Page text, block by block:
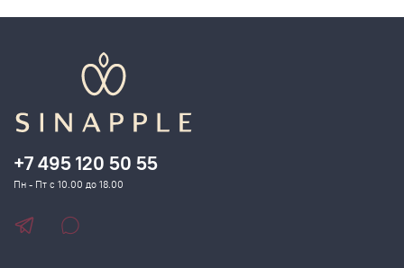
+7 495 120 50 55
Пн - Пт с 10.00 до 18.00